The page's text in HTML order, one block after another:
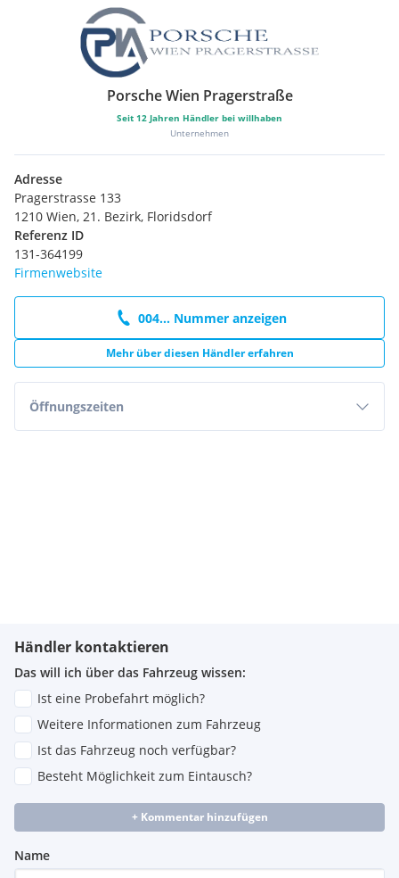
Porsche Wien Pragerstraße
Seit 12 Jahren Händler bei willhaben
Unternehmen
Adresse
Pragerstrasse 133
1210 Wien, 21. Bezirk, Floridsdorf
Referenz ID
131-364199
Firmenwebsite
004... Nummer anzeigen
Mehr über diesen Händler erfahren
Öffnungszeiten
Händler kontaktieren
Das will ich über das Fahrzeug wissen:
Ist eine Probefahrt möglich?
Weitere Informationen zum Fahrzeug
Ist das Fahrzeug noch verfügbar?
Besteht Möglichkeit zum Eintausch?
+ Kommentar hinzufügen
Name